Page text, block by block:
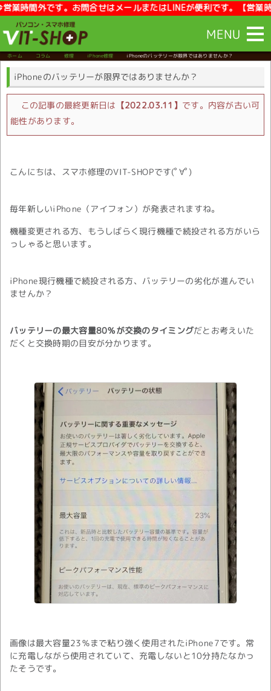
外です。お問合せはメールまたはLINEが便利です。【営業時間
MENU
ホーム コラム 修理 iPhone修理 iPhoneのバッテリーが限界ではありませんか？
iPhoneのバッテリーが限界ではありませんか？
この記事の最終更新日は 【2022.03.11】 です。内容が古い可
能性があります。
こんにちは、スマホ修理のVIT-SHOPです(ﾟ∀ﾟ)
毎年新しいiPhone（アイフォン）が発表されますね。
機種変更される方、もうしばらく現行機種で続投される方がいら
っしゃると思います。
iPhone現行機種で続投される方、バッテリーの劣化が進んでい
ませんか？
バッテリーの最大容量80％が交換のタイミングだとお考えいた
だくと交換時期の目安が分かります。
画像は最大容量23％まで粘り強く使用されたiPhone7です。常
に充電しながら使用されていて、充電しないと10分持たなかっ
たそうです。